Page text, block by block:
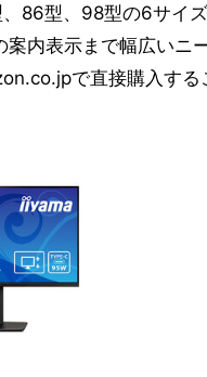
86型、98型の6サイズ
内表示まで幅広いニ
で直接購入する